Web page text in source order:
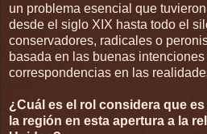
un problema esencial que
desde el siglo XIX hasta todo el
conservadores, radicales o
basada en las buenas
correspondencias en las
¿Cuál es el rol considera que
la región en esta apertura a la